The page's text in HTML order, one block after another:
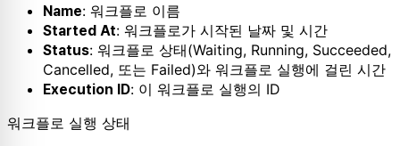
Name: 워크플로 이름
Started At: 워크플로가 시작된 날짜 및 시간
Status: 워크플로 상태(Waiting, Running, Succeeded,
Cancelled, 또는 Failed)와 워크플로 실행에 걸린 시간
Execution ID: 이 워크플로 실행의 ID
워크플로 실행 상태